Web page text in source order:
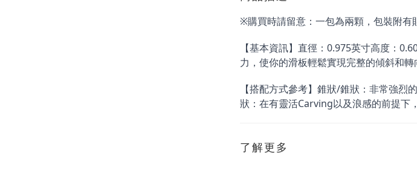
※購買時請留意：一包為兩顆， 包裝附有
【基本資訊】直徑：0.975英寸高度：
力，使你的滑板輕鬆實現完整的傾斜和轉
【搭配方式參考】錐狀/錐狀：非常強
狀：在有靈活Carving以及浪感的前提下
了解更多